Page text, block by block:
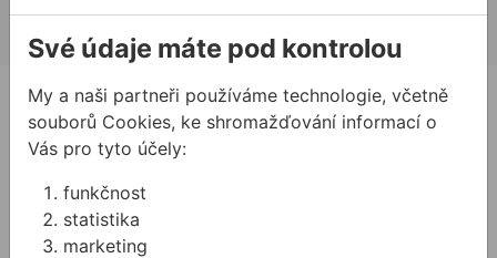
allmediasro (po-ne 7-22 h)
PRODUKTY
Produkty
Řešení
O nás
Své údaje máte pod kontrolou
My a naši partneři používáme technologie, včetně
souborů Cookies, ke shromažďování informací o
Vás pro tyto účely:
funkčnost
statistika
marketing